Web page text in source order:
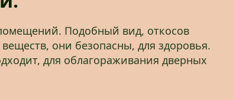
Подобный вид, откосов
они безопасны, для здоровья.
для облагораживания дверных